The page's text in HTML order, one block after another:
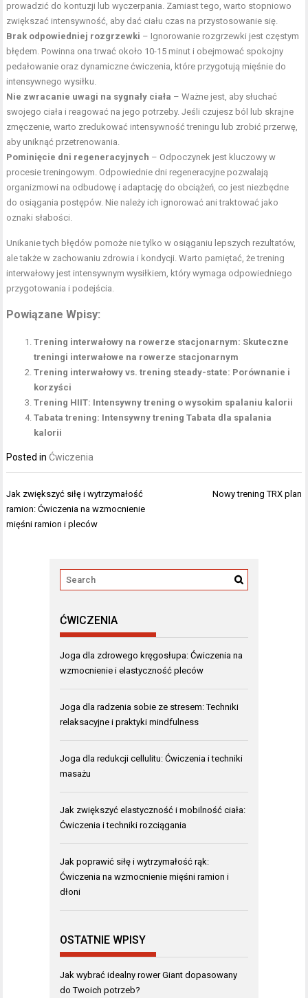
prowadzić do kontuzji lub wyczerpania. Zamiast tego, warto stopniowo
zwiększać intensywność, aby dać ciału czas na przystosowanie się.
Brak odpowiedniej rozgrzewki – Ignorowanie rozgrzewki jest częstym
błędem. Powinna ona trwać około 10-15 minut i obejmować spokojny
pedałowanie oraz dynamiczne ćwiczenia, które przygotują mięśnie do
intensywnego wysiłku.
Nie zwracanie uwagi na sygnały ciała – Ważne jest, aby słuchać
swojego ciała i reagować na jego potrzeby. Jeśli czujesz ból lub skrajne
zmęczenie, warto zredukować intensywność treningu lub zrobić przerwę,
aby uniknąć przetrenowania.
Pominięcie dni regeneracyjnych – Odpoczynek jest kluczowy w
procesie treningowym. Odpowiednie dni regeneracyjne pozwalają
organizmowi na odbudowę i adaptację do obciążeń, co jest niezbędne
do osiągania postępów. Nie należy ich ignorować ani traktować jako
oznaki słabości.
Unikanie tych błędów pomoże nie tylko w osiąganiu lepszych rezultatów,
ale także w zachowaniu zdrowia i kondycji. Warto pamiętać, że trening
interwałowy jest intensywnym wysiłkiem, który wymaga odpowiedniego
przygotowania i podejścia.
Powiązane Wpisy:
Trening interwałowy na rowerze stacjonarnym: Skuteczne
treningi interwałowe na rowerze stacjonarnym
Trening interwałowy vs. trening steady-state: Porównanie i
korzyści
Trening HIIT: Intensywny trening o wysokim spalaniu kalorii
Tabata trening: Intensywny trening Tabata dla spalania
kalorii
Posted in Ćwiczenia
Nawigacja
wpisu
Jak zwiększyć siłę i wytrzymałość
ramion: Ćwiczenia na wzmocnienie
mięśni ramion i pleców
Nowy trening TRX plan
ĆWICZENIA
Joga dla zdrowego kręgosłupa: Ćwiczenia na
wzmocnienie i elastyczność pleców
Joga dla radzenia sobie ze stresem: Techniki
relaksacyjne i praktyki mindfulness
Joga dla redukcji cellulitu: Ćwiczenia i techniki
masażu
Jak zwiększyć elastyczność i mobilność ciała:
Ćwiczenia i techniki rozciągania
Jak poprawić siłę i wytrzymałość rąk:
Ćwiczenia na wzmocnienie mięśni ramion i
dłoni
OSTATNIE WPISY
Jak wybrać idealny rower Giant dopasowany
do Twoich potrzeb?